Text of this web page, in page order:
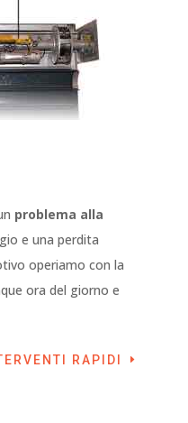
problema alla
e una perdita
operiamo con la
ora del giorno e
RAPIDI